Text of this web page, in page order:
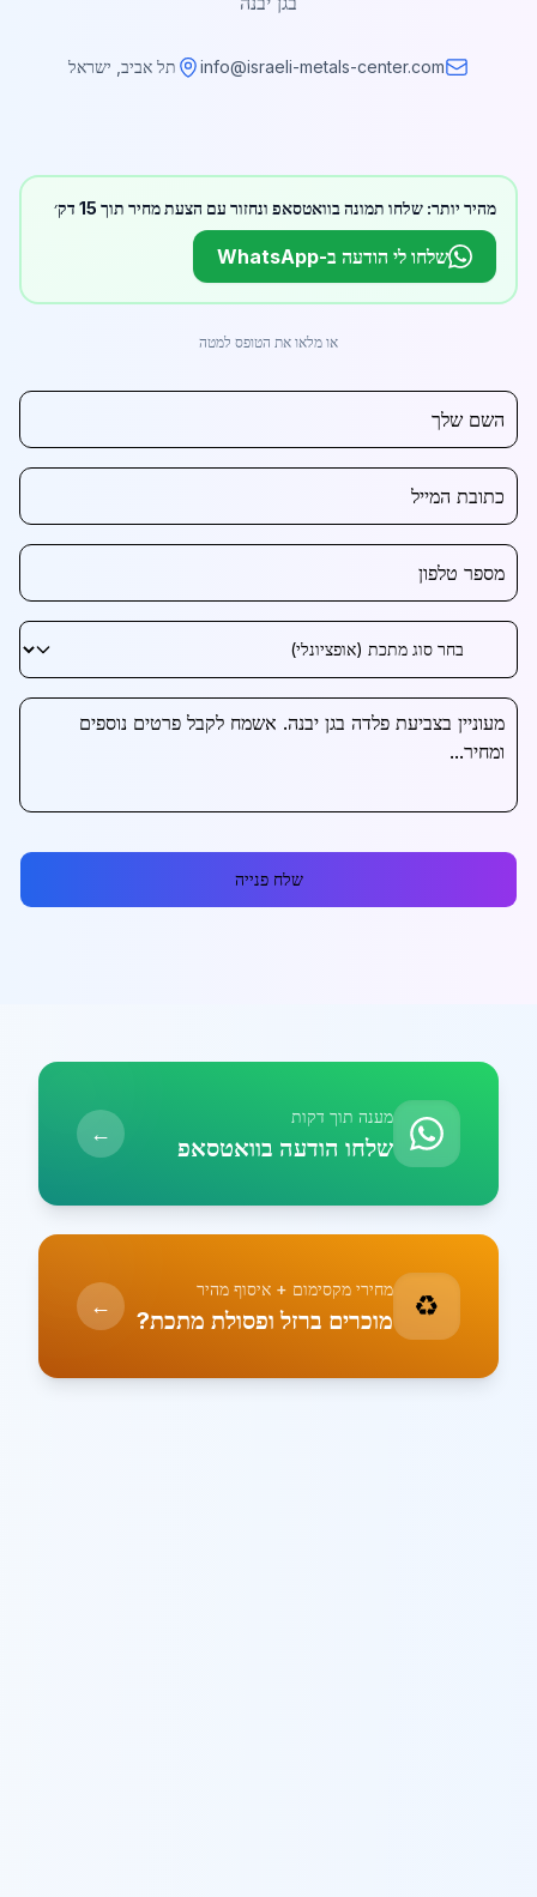
info@israeli-metals-center.com תל אביב, ישראל
מהיר יותר: שלחו תמונה בוואטסאפ ונחזור עם הצעת מחיר תוך 15 דק׳
שלחו לי הודעה ב-WhatsApp
או מלאו את הטופס למטה
שלח פנייה
מענה תוך דקות
שלחו הודעה בוואטסאפ ←
♻️ מחירי מקסימום + איסוף מהיר
מוכרים ברזל ופסולת מתכת? ←